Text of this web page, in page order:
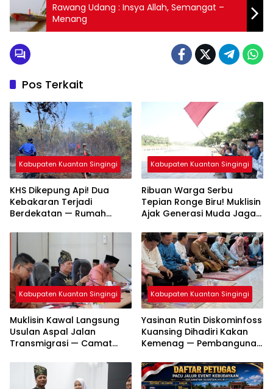
Rawang Udang : Insya Allah, Semangat –
Menang
Pos Terkait
Kabupaten Kuantan Singingi
KHS Dikepung Api! Dua
Kebakaran Terjadi
Berdekatan — Rumah
Terbakar
Kabupaten Kuantan Singingi
Ribuan Warga Serbu
Tepian Ronge Biru! Muklisin
Ajak Generasi Muda Jaga
Kabupaten Kuantan Singingi
Muklisin Kawal Langsung
Usulan Aspal Jalan
Transmigrasi — Camat
Kabupaten Kuantan Singingi
Yasinan Rutin Diskominfoss
Kuansing Dihadiri Kakan
Kemenag — Pembangunan